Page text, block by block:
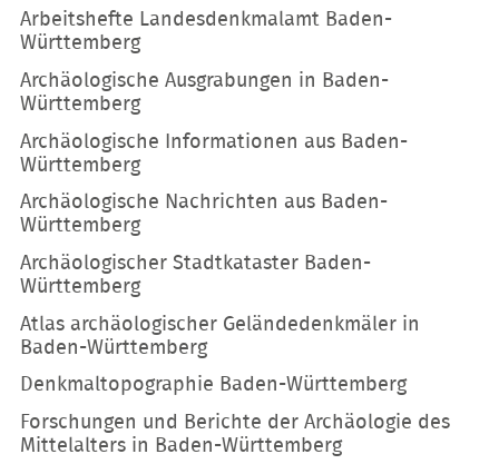
Arbeitshefte Landesdenkmalamt Baden-
Württemberg
Archäologische Ausgrabungen in Baden-
Württemberg
Archäologische Informationen aus Baden-
Württemberg
Archäologische Nachrichten aus Baden-
Württemberg
Archäologischer Stadtkataster Baden-
Württemberg
Atlas archäologischer Geländedenkmäler in
Baden-Württemberg
Denkmaltopographie Baden-Württemberg
Forschungen und Berichte der Archäologie des
Mittelalters in Baden-Württemberg